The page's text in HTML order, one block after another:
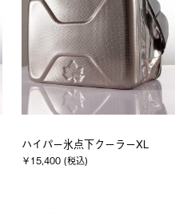
ハイパー氷点下クーラーXL
￥15,400 (税込)